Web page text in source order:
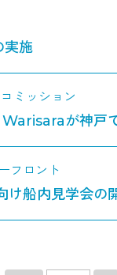
実施
ミッション
が神戸
フロント
け船内見学会の